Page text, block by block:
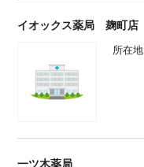
イオックス薬局 麹町店
所在地
一ツ木薬局